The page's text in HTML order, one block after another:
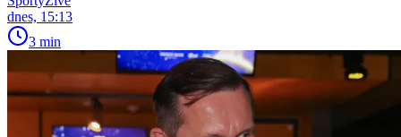
dnes, 15:13
3 min